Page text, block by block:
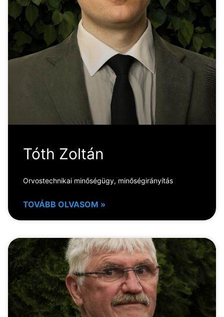
Tóth Zoltán
Orvostechnikai minőségügy, minőségirányítás
TOVÁBB OLVASOM »